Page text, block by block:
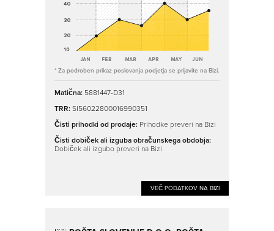
* Za podroben prikaz poslovanja podjetja se prijavite na Bizi.
Matična: 5881447-D31
TRR:SI56022800016990351
Čisti prihodki od prodaje: Prihodke preveri na Bizi
Čisti dobiček ali izguba obračunskega obdobja:
Dobiček ali izgubo preveri na Bizi
VEČ PODATKOV NA BIZI